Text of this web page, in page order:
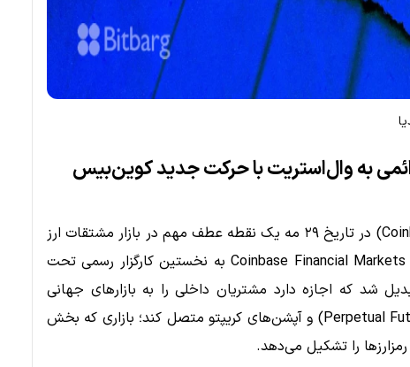
به وال‌استریت با حرکت جدید کوین‌بیس
صرافی کوین‌بیس (Coinbase) در تاریخ ۲۹ مه یک نقطه عطف مهم در بازار مشتقات ارز
دیجیتال رقم زد. شرکت Coinbase Financial Markets به نخستین کارگزار رسمی تحت
شد که اجازه دارد مشتریان داخلی را به بازارهای جهانی
معاملات پرپچوال (Perpetual Futures) و آپشن‌های کریپتو متصل کند؛ بازاری که بخش
را تشکیل می‌دهد.